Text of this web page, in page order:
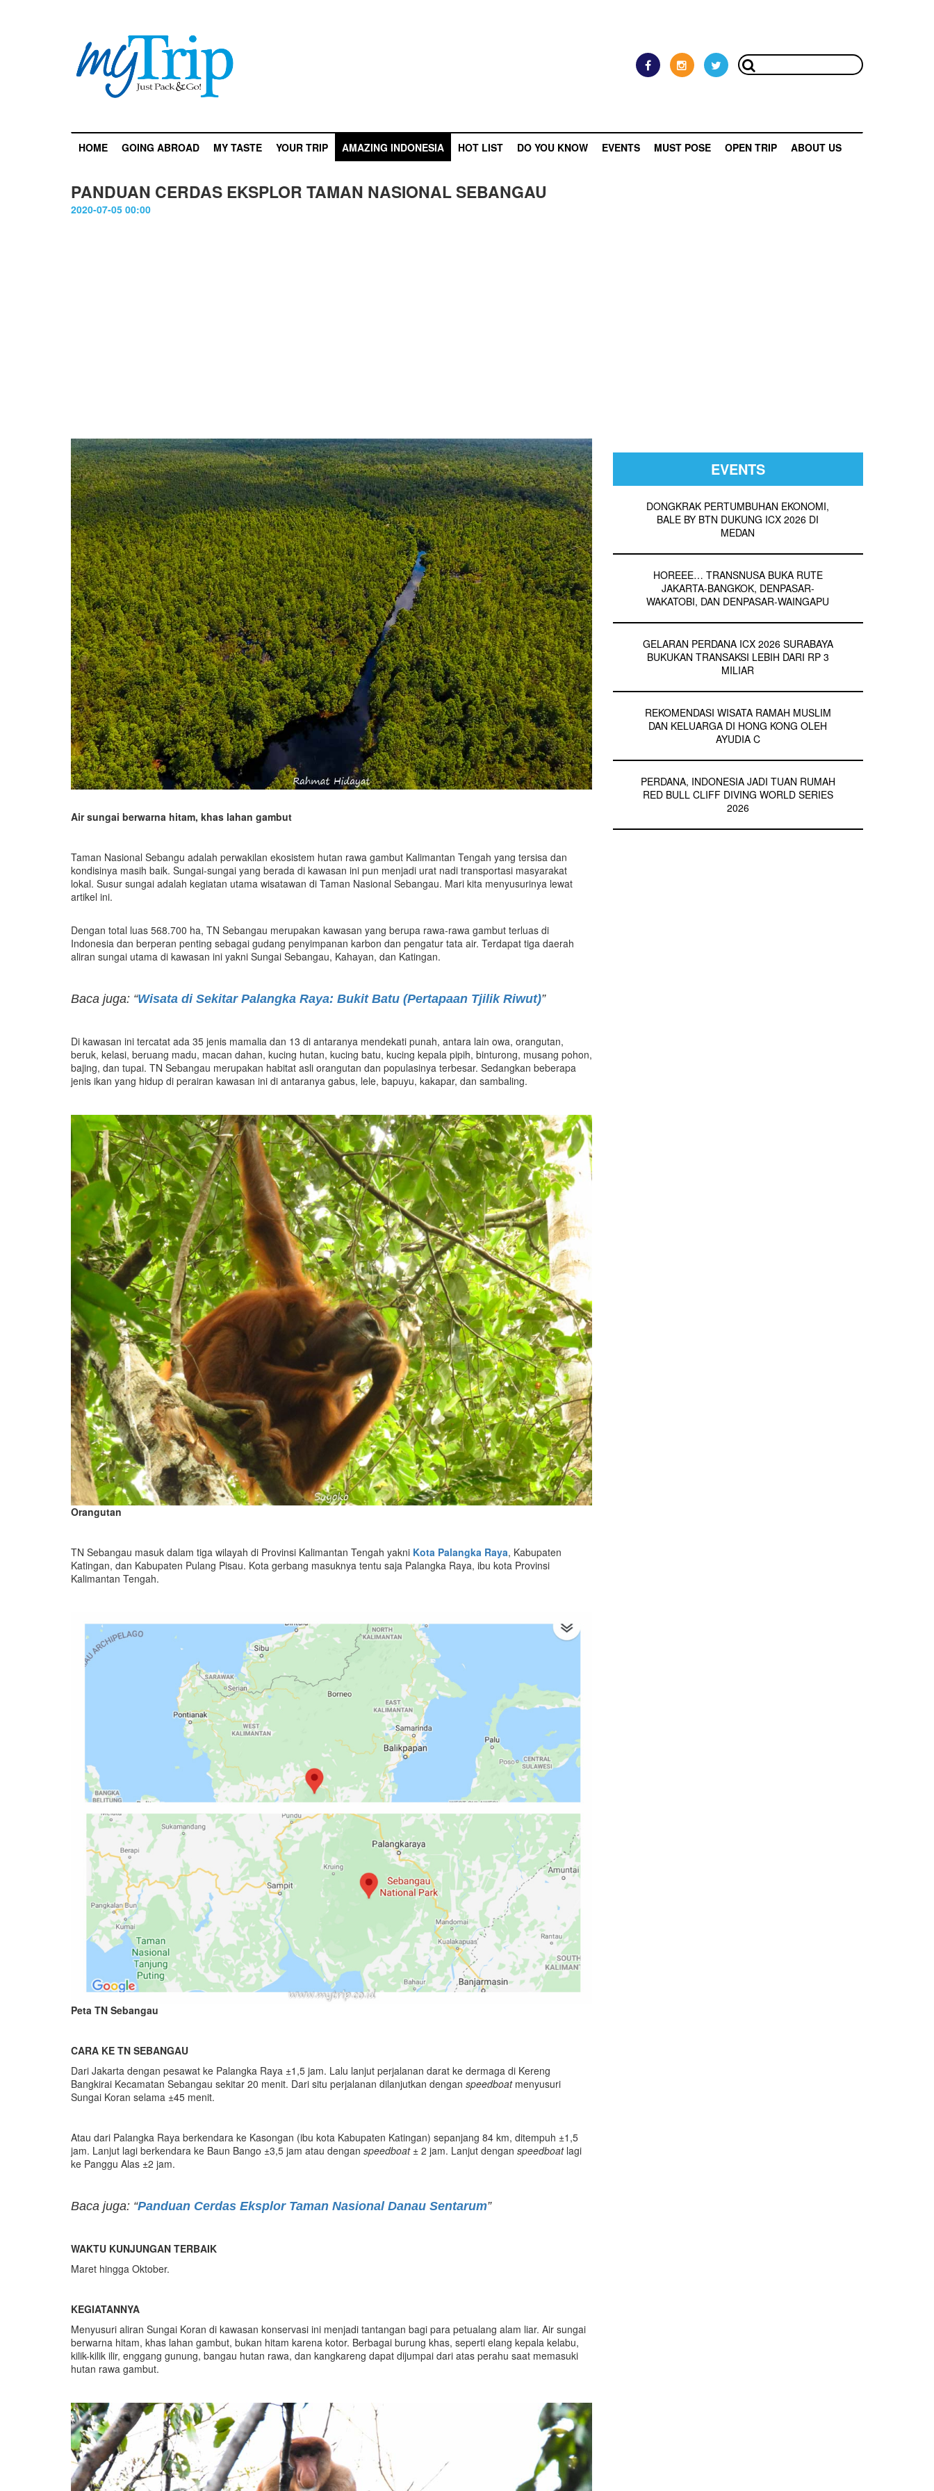
HOME GOING ABROAD MY TASTE YOUR TRIP AMAZING INDONESIA HOT LIST DO YOU KNOW EVENTS MUST POSE OPEN TRIP ABOUT US
PANDUAN CERDAS EKSPLOR TAMAN NASIONAL SEBANGAU
2020-07-05 00:00
Air sungai berwarna hitam, khas lahan gambut
Taman Nasional Sebangu adalah perwakilan ekosistem hutan rawa gambut Kalimantan Tengah yang tersisa dan
kondisinya masih baik. Sungai-sungai yang berada di kawasan ini pun menjadi urat nadi transportasi masyarakat
lokal. Susur sungai adalah kegiatan utama wisatawan di Taman Nasional Sebangau. Mari kita menyusurinya lewat
artikel ini.
Dengan total luas 568.700 ha, TN Sebangau merupakan kawasan yang berupa rawa-rawa gambut terluas di
Indonesia dan berperan penting sebagai gudang penyimpanan karbon dan pengatur tata air. Terdapat tiga daerah
aliran sungai utama di kawasan ini yakni Sungai Sebangau, Kahayan, dan Katingan.
Baca juga: “Wisata di Sekitar Palangka Raya: Bukit Batu (Pertapaan Tjilik Riwut)”
Di kawasan ini tercatat ada 35 jenis mamalia dan 13 di antaranya mendekati punah, antara lain owa, orangutan,
beruk, kelasi, beruang madu, macan dahan, kucing hutan, kucing batu, kucing kepala pipih, binturong, musang pohon,
bajing, dan tupai. TN Sebangau merupakan habitat asli orangutan dan populasinya terbesar. Sedangkan beberapa
jenis ikan yang hidup di perairan kawasan ini di antaranya gabus, lele, bapuyu, kakapar, dan sambaling.
Orangutan
TN Sebangau masuk dalam tiga wilayah di Provinsi Kalimantan Tengah yakni Kota Palangka Raya, Kabupaten
Katingan, dan Kabupaten Pulang Pisau. Kota gerbang masuknya tentu saja Palangka Raya, ibu kota Provinsi
Kalimantan Tengah.
Peta TN Sebangau
CARA KE TN SEBANGAU
Dari Jakarta dengan pesawat ke Palangka Raya ±1,5 jam. Lalu lanjut perjalanan darat ke dermaga di Kereng
Bangkirai Kecamatan Sebangau sekitar 20 menit. Dari situ perjalanan dilanjutkan dengan speedboat menyusuri
Sungai Koran selama ±45 menit.
Atau dari Palangka Raya berkendara ke Kasongan (ibu kota Kabupaten Katingan) sepanjang 84 km, ditempuh ±1,5
jam. Lanjut lagi berkendara ke Baun Bango ±3,5 jam atau dengan speedboat± 2 jam. Lanjut dengan speedboatlagi
ke Panggu Alas ±2 jam.
Baca juga: “Panduan Cerdas Eksplor Taman Nasional Danau Sentarum”
WAKTU KUNJUNGAN TERBAIK
Maret hingga Oktober.
KEGIATANNYA
Menyusuri aliran Sungai Koran di kawasan konservasi ini menjadi tantangan bagi para petualang alam liar. Air sungai
berwarna hitam, khas lahan gambut, bukan hitam karena kotor. Berbagai burung khas, seperti elang kepala kelabu,
kilik-kilik ilir, enggang gunung, bangau hutan rawa, dan kangkareng dapat dijumpai dari atas perahu saat memasuki
hutan rawa gambut.
EVENTS
DONGKRAK PERTUMBUHAN EKONOMI,
BALE BY BTN DUKUNG ICX 2026 DI
MEDAN
HOREEE… TRANSNUSA BUKA RUTE
JAKARTA-BANGKOK, DENPASAR-
WAKATOBI, DAN DENPASAR-WAINGAPU
GELARAN PERDANA ICX 2026 SURABAYA
BUKUKAN TRANSAKSI LEBIH DARI RP 3
MILIAR
REKOMENDASI WISATA RAMAH MUSLIM
DAN KELUARGA DI HONG KONG OLEH
AYUDIA C
PERDANA, INDONESIA JADI TUAN RUMAH
RED BULL CLIFF DIVING WORLD SERIES
2026